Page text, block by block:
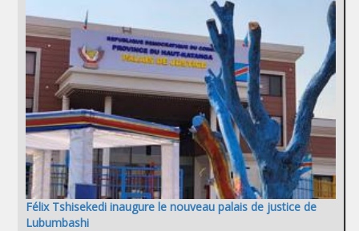
Félix Tshisekedi inaugure le nouveau palais de justice de
Lubumbashi